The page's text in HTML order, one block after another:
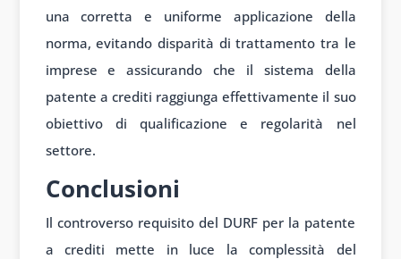
una corretta e uniforme applicazione della
norma, evitando disparità di trattamento tra le
imprese e assicurando che il sistema della
patente a crediti raggiunga effettivamente il suo
obiettivo di qualificazione e regolarità nel
settore.
Conclusioni
Il controverso requisito del DURF per la patente
a crediti mette in luce la complessità del